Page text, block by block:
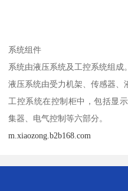
系统组件
系统由液压系统及工控系统组成。
液压系统由受力机架、传感器、
工控系统在控制柜中，包括显
集器、电气控制等六部分。
m.xiaozong.b2b168.com